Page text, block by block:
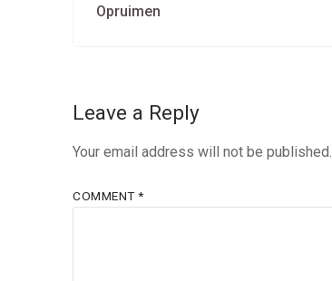
Previous
Opruimen
Leave a Reply
Your email address will not be published.
COMMENT*